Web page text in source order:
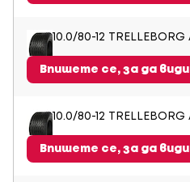
10.0/80-12 TRELLEBORG
Впишете се, за да
10.0/80-12
Впишете се, за да